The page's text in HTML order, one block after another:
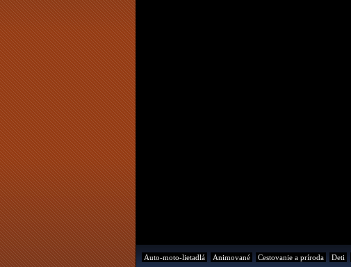
Auto-moto-lietadlá Animované Cestovanie a príroda Deti